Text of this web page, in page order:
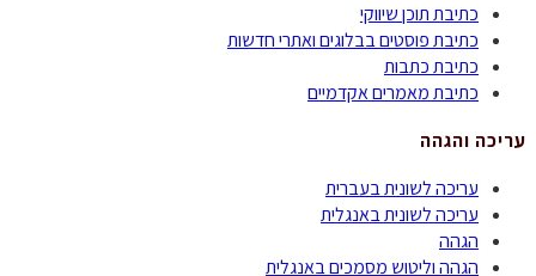
כתיבת תוכן שיווקי
כתיבת פוסטים בבלוגים ואתרי חדשות
כתיבת כתבות
כתיבת מאמרים אקדמיים
עריכה והגהה
עריכה לשונית בעברית
עריכה לשונית באנגלית
הגהה
הגהה וליטוש מסמכים באנגלית